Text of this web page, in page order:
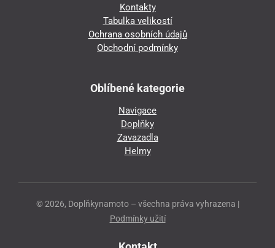
Kontakty
Tabulka velikostí
Ochrana osobních údajů
Obchodní podmínky
Oblíbené kategorie
Navigace
Doplňky
Zavazadla
Helmy
© 2026, Doplňkynamoto – všechna práva vyhrazena |
Podmínky užití